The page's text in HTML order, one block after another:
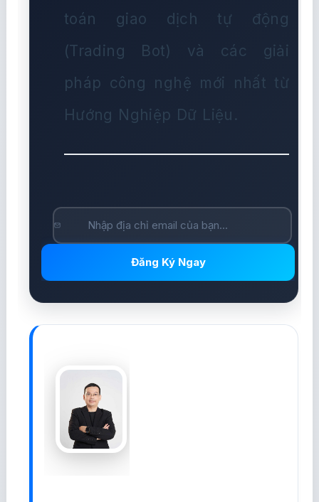
toán giao dịch tự động
(Trading Bot) và các giải
pháp công nghệ mới nhất từ
Hướng Nghiệp Dữ Liệu.
Đăng Ký Ngay